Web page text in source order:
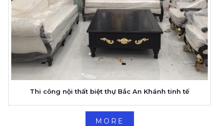
Thi công nội thất biệt thự Bắc An Khánh tinh tế
MORE